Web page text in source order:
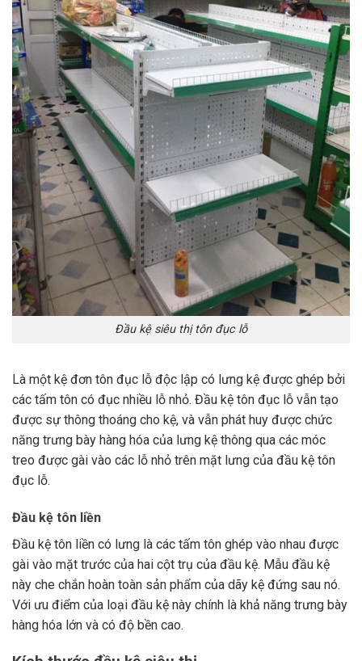
Đầu kệ siêu thị tôn đục lỗ
Là một kệ đơn tôn đục lỗ độc lập có lưng kệ được ghép bởi
các tấm tôn có đục nhiều lỗ nhỏ. Đầu kệ tôn đục lỗ vẫn tạo
được sự thông thoáng cho kệ, và vẫn phát huy được chức
năng trưng bày hàng hóa của lưng kệ thông qua các móc
treo được gài vào các lỗ nhỏ trên mặt lưng của đầu kệ tôn
đục lỗ.
Đầu kệ tôn liền
Đầu kệ tôn liền có lưng là các tấm tôn ghép vào nhau được
gài vào mặt trước của hai cột trụ của đầu kệ. Mẫu đầu kệ
này che chắn hoàn toàn sản phẩm của dãy kệ đứng sau nó.
Với ưu điểm của loại đầu kệ này chính là khả năng trưng bày
hàng hóa lớn và có độ bền cao.